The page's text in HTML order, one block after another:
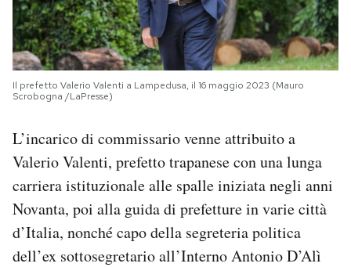
Il prefetto Valerio Valenti a Lampedusa, il 16 maggio 2023 (Mauro
Scrobogna /LaPresse)
L’incarico di commissario venne attribuito a
Valerio Valenti, prefetto trapanese con una lunga
carriera istituzionale alle spalle iniziata negli anni
Novanta, poi alla guida di prefetture in varie città
d’Italia, nonché capo della segreteria politica
dell’ex sottosegretario all’Interno Antonio D’Alì